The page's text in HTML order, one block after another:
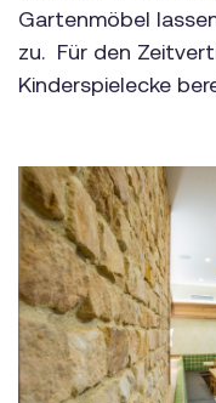
Gartenmöbel
zu. Für den
Kinderspielecke